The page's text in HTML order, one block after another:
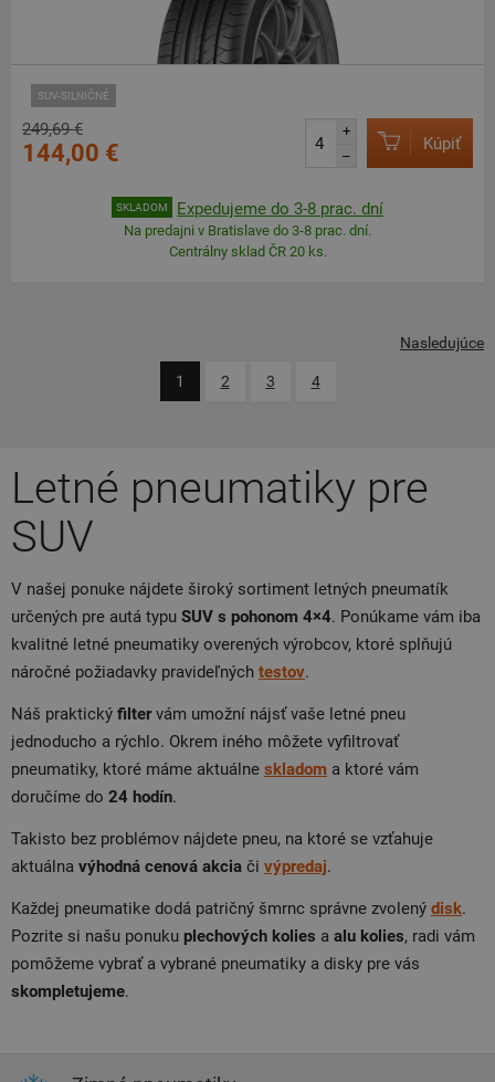
SUV-SILNIČNÉ
249,69 €
144,00 €
+
–
Kúpiť
SKLADOM Expedujeme do 3-8 prac. dní
Na predajni v Bratislave do 3-8 prac. dní.
Centrálny sklad ČR 20 ks.
1 2 3 4
Nasledujúce
Letné pneumatiky pre
SUV
V našej ponuke nájdete široký sortiment letných pneumatík
určených pre autá typu SUV s pohonom 4×4. Ponúkame vám iba
kvalitné letné pneumatiky overených výrobcov, ktoré splňujú
náročné požiadavky pravideľných testov.
Náš praktický filtervám umožní nájsť vaše letné pneu
jednoducho a rýchlo. Okrem iného môžete vyfiltrovať
pneumatiky, ktoré máme aktuálne skladom a ktoré vám
doručíme do 24 hodín.
Takisto bez problémov nájdete pneu, na ktoré se vzťahuje
aktuálna výhodná cenová akcia či výpredaj.
Každej pneumatike dodá patričný šmrnc správne zvolený disk.
Pozrite si našu ponuku plechových kolies a alu kolies, radi vám
pomôžeme vybrať a vybrané pneumatiky a disky pre vás
skompletujeme.